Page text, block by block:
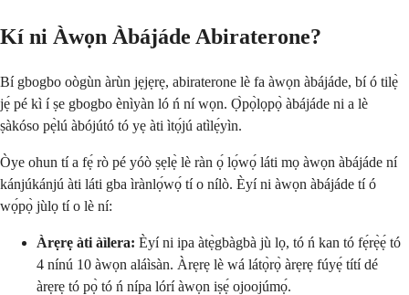
Kí ni Àwọn Àbájáde Abiraterone?
Bí gbogbo oògùn àrùn jẹjẹrẹ, abiraterone lè fa àwọn àbájáde, bí ó tilẹ̀
jẹ́ pé kì í ṣe gbogbo ènìyàn ló ń ní wọn. Ọ̀pọ̀lọpọ̀ àbájáde ni a lè
ṣàkóso pẹ̀lú àbójútó tó yẹ àti ìtọ́jú atìlẹ́yìn.
Òye ohun tí a fẹ́ rò pé yóò ṣẹlẹ̀ lè ràn ọ́ lọ́wọ́ láti mọ àwọn àbájáde ní
kánjúkánjú àti láti gba ìrànlọ́wọ́ tí o nílò. Èyí ni àwọn àbájáde tí ó
wọ́pọ̀ jùlọ tí o lè ní:
Àrẹrẹ àti àìlera: Èyí ni ipa àtẹ̀gbàgbà jù lọ, tó ń kan tó fẹ́rẹ̀ẹ́ tó
4 nínú 10 àwọn aláìsàn. Àrẹrẹ lè wá látọ̀rọ̀ àrẹrẹ fúyẹ́ títí dé
àrẹrẹ tó pọ̀ tó ń nípa lórí àwọn iṣẹ́ ojoojúmọ́.